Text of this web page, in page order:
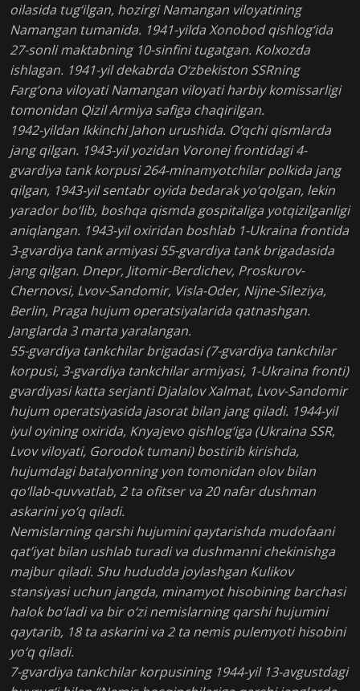
oilasida tug‘ilgan, hozirgi Namangan viloyatining
Namangan tumanida. 1941-yilda Xonobod qishlog‘ida
27-sonli maktabning 10-sinfini tugatgan. Kolxozda
ishlagan. 1941-yil dekabrda O‘zbekiston SSRning
Farg‘ona viloyati Namangan viloyati harbiy komissarligi
tomonidan Qizil Armiya safiga chaqirilgan.
1942-yildan Ikkinchi Jahon urushida. O‘qchi qismlarda
jang qilgan. 1943-yil yozidan Voronej frontidagi 4-
gvardiya tank korpusi 264-minamyotchilar polkida jang
qilgan, 1943-yil sentabr oyida bedarak yo‘qolgan, lekin
yarador bo‘lib, boshqa qismda gospitaliga yotqizilganligi
aniqlangan. 1943-yil oxiridan boshlab 1-Ukraina frontida
3-gvardiya tank armiyasi 55-gvardiya tank brigadasida
jang qilgan. Dnepr, Jitomir-Berdichev, Proskurov-
Chernovsi, Lvov-Sandomir, Visla-Oder, Nijne-Sileziya,
Berlin, Praga hujum operatsiyalarida qatnashgan.
Janglarda 3 marta yaralangan.
55-gvardiya tankchilar brigadasi (7-gvardiya tankchilar
korpusi, 3-gvardiya tankchilar armiyasi, 1-Ukraina fronti)
gvardiyasi katta serjanti Djalalov Xalmat, Lvov-Sandomir
hujum operatsiyasida jasorat bilan jang qiladi. 1944-yil
iyul oyining oxirida, Knyajevo qishlog‘iga (Ukraina SSR,
Lvov viloyati, Gorodok tumani) bostirib kirishda,
hujumdagi batalyonning yon tomonidan olov bilan
qo‘llab-quvvatlab, 2 ta ofitser va 20 nafar dushman
askarini yo‘q qiladi.
Nemislarning qarshi hujumini qaytarishda mudofaani
qat’iyat bilan ushlab turadi va dushmanni chekinishga
majbur qiladi. Shu hududda joylashgan Kulikov
stansiyasi uchun jangda, minamyot hisobining barchasi
halok bo‘ladi va bir o‘zi nemislarning qarshi hujumini
qaytarib, 18 ta askarini va 2 ta nemis pulemyoti hisobini
yo‘q qiladi.
7-gvardiya tankchilar korpusining 1944-yil 13-avgustdagi